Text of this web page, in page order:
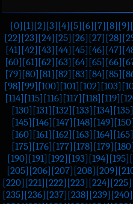
[0] [1] [2] [3] [4] [5] [6] [7] [8] [9]
[22] [23] [24] [25] [26] [27] [28]
[41] [42] [43] [44] [45] [46] [47]
[60] [61] [62] [63] [64] [65] [66]
[79] [80] [81] [82] [83] [84] [85]
[98] [99] [100] [101] [102] [103]
[114] [115] [116] [117] [118] [119]
[130] [131] [132] [133] [134] [135]
[145] [146] [147] [148] [149]
[160] [161] [162] [163] [164] [165]
[175] [176] [177] [178] [179]
[190] [191] [192] [193] [194] [195]
[205] [206] [207] [208] [209]
[220] [221] [222] [223] [224] [225]
[235] [236] [237] [238] [239] [240]